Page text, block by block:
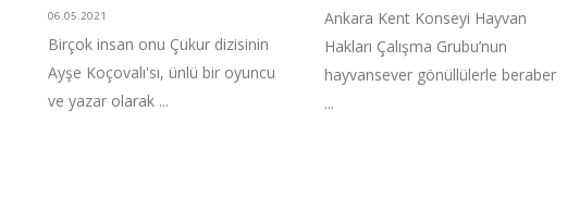
06.05.2021
Birçok insan onu Çukur dizisinin
Ayşe Koçovalı'sı, ünlü bir oyuncu
ve yazar olarak ...
Ankara Kent Konseyi Hayvan
Hakları Çalışma Grubu’nun
hayvansever gönüllülerle beraber
...